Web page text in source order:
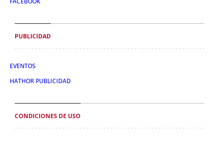
PUBLICIDAD
EVENTOS
HATHOR PUBLICIDAD
CONDICIONES DE USO